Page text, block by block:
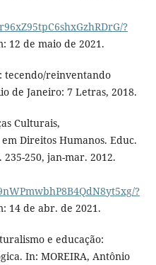
?
12 de maio de 2021.
tecendo/reinventando
de Janeiro: 7 Letras, 2018.
Culturais,
Direitos Humanos. Educ.
235-250, jan-mar. 2012.
?
14 de abr. de 2021.
e educação:
In: MOREIRA, Antônio